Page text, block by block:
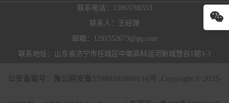
联系电话：13863706553
联系人：王经理
邮箱：1291552673@qq.com
联系地址：山东省济宁市任城区中南高科运河新城慧谷1期3-3
公安备案号：鲁公网安备37080202000110号 .Copyright © 2025-